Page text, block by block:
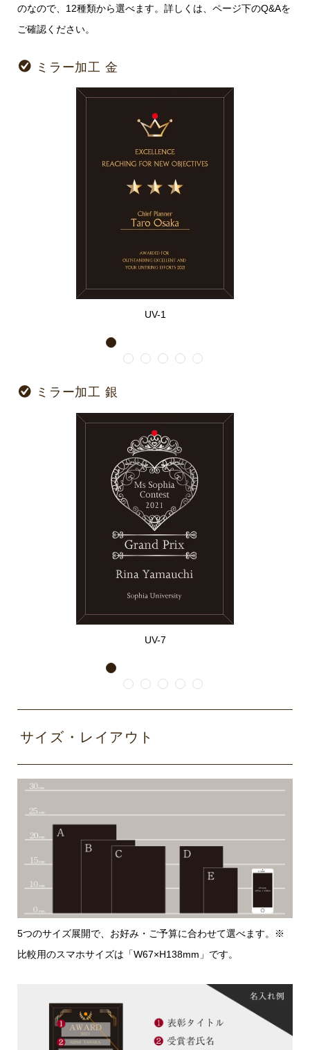
のなので、12種類から選べます。詳しくは、ページ下のQ&Aを
ご確認ください。
ミラー加工 金
UV-1
1
ミラー加工 銀
UV-7
1
サイズ・レイアウト
5つのサイズ展開で、お好み・ご予算に合わせて選べます。※
比較用のスマホサイズは「W67×H138mm」です。